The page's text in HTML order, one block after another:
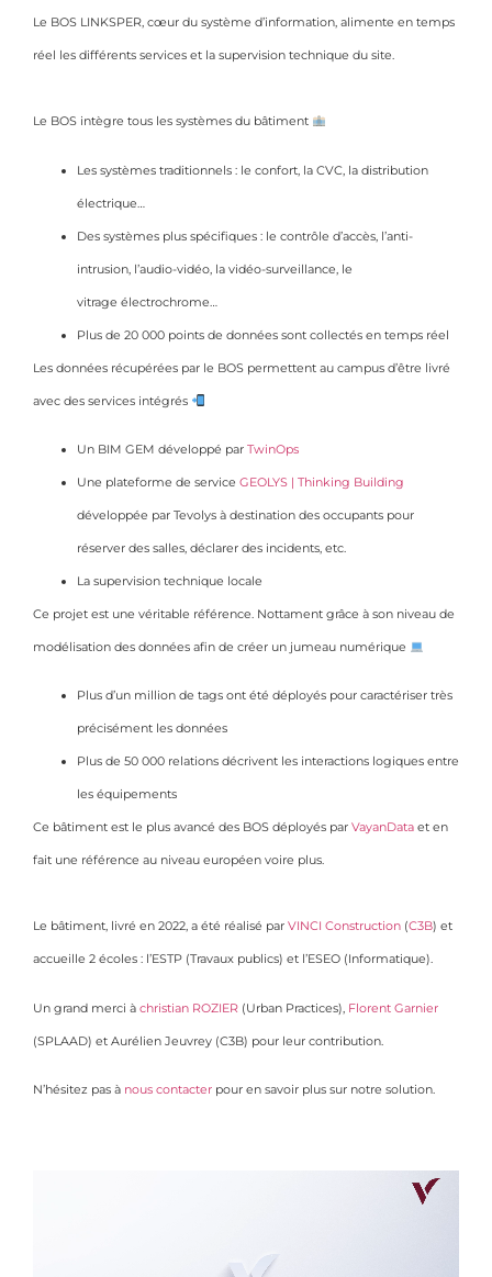
Le BOS LINKSPER, cœur du système d’information, alimente en temps
réel les différents services et la supervision technique du site.
Le BOS intègre tous les systèmes du bâtiment
Les systèmes traditionnels : le confort, la CVC, la distribution
électrique…
Des systèmes plus spécifiques : le contrôle d’accès, l’anti-
intrusion, l’audio-vidéo, la vidéo-surveillance, le
vitrage électrochrome…
Plus de 20 000 points de données sont collectés en temps réel
Les données récupérées par le BOS permettent au campus d’être livré
avec des services intégrés
Un BIM GEM développé par TwinOps
Une plateforme de service GEOLYS | Thinking Building
développée par Tevolys à destination des occupants pour
réserver des salles, déclarer des incidents, etc.
La supervision technique locale
Ce projet est une véritable référence. Nottament grâce à son niveau de
modélisation des données afin de créer un jumeau numérique
Plus d’un million de tags ont été déployés pour caractériser très
précisément les données
Plus de 50 000 relations décrivent les interactions logiques entre
les équipements
Ce bâtiment est le plus avancé des BOS déployés par VayanData et en
fait une référence au niveau européen voire plus.
Le bâtiment, livré en 2022, a été réalisé par VINCI Construction (C3B) et
accueille 2 écoles : l’ESTP (Travaux publics) et l’ESEO (Informatique).
Un grand merci à christian ROZIER (Urban Practices), Florent Garnier
(SPLAAD) et Aurélien Jeuvrey (C3B) pour leur contribution.
N’hésitez pas à nous contacter pour en savoir plus sur notre solution.